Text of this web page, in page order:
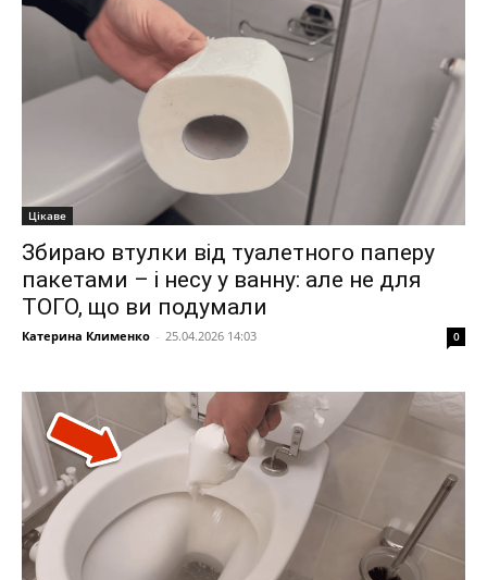
Цікаве
Збираю втулки від туалетного паперу
пакетами – і несу у ванну: але не для
ТОГО, що ви подумали
Катерина Клименко - 25.04.2026 14:03 0